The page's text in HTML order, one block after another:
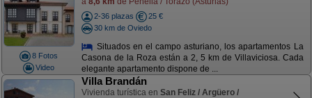
8 Fotos
Video
2-36 plazas
25 €
30 km de Oviedo
Situados en el campo asturiano, los apartamentos La
Casona de la Roza están a 2, 5 km de Villaviciosa. Cada
elegante apartamento dispone de ...
Villa Brandán
Vivienda turística en San Feliz / Argüero /